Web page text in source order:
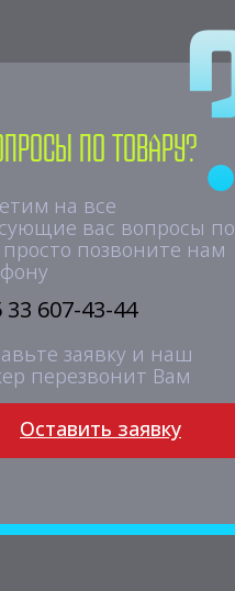
по товару?
на все
вас вопросы по
просто позвоните нам
33 607-43-44
заявку и наш
перезвонит Вам
Оставить заявку